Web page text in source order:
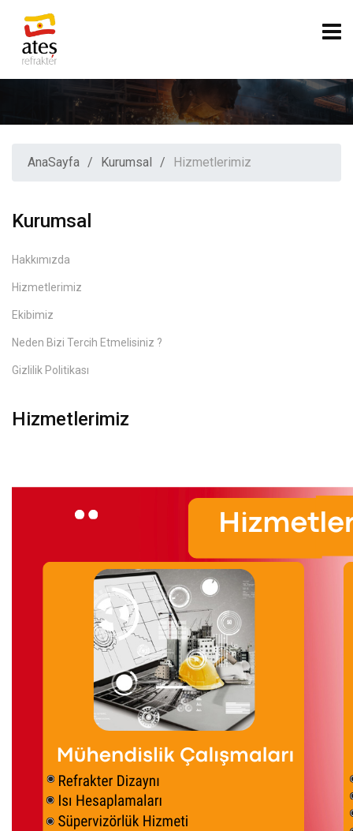
AnaSayfa Kurumsal Hizmetlerimiz
Kurumsal
Hakkımızda
Hizmetlerimiz
Ekibimiz
Neden Bizi Tercih Etmelisiniz ?
Gizlilik Politikası
Hizmetlerimiz